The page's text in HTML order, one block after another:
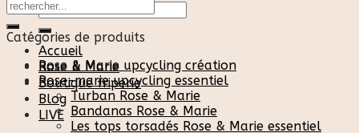
Recherche
pour :
Accueil
Rose & Marie
Boutique friperie
Blog
LIVE
Catégories de produits
Rose & Marie upcycling création
Rose-marie upcycling essentiel
Turban Rose & Marie
Bandanas Rose & Marie
Les tops torsadés Rose & Marie essentiel